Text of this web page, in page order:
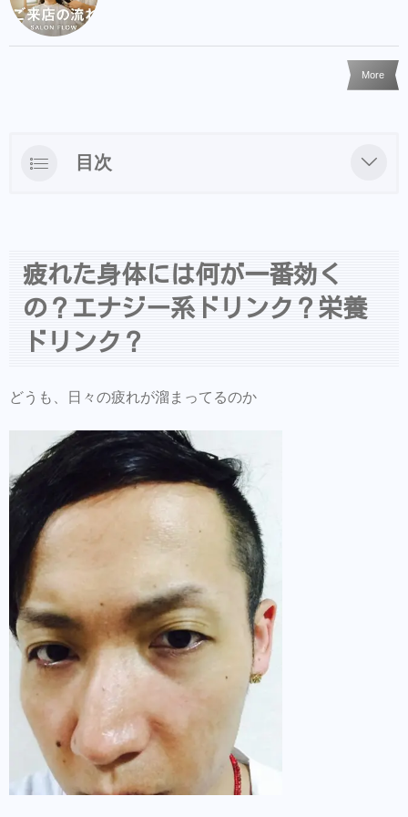
More
目次
そもそもエナジードリンクと栄養ドリンクの
違いは？
わかりにくいのでエナジー系ドリンクをもう
少し調べてみた。
栄誉ドリンクはどんな効果？
なすぎる。
値段によって効果は違うの？
あ、でもそんなの頼らなくて、 美容室でベッ
ドスパしたりで癒されてマッサージ受けると
眠気も吹っ飛びかつ、疲れも取れるので、ド
リンクよりオススメだったりしますよ！
疲れた身体には何が一番効く
の？エナジー系ドリンク？栄養
ドリンク？
どうも、日々の疲れが溜まってるのか